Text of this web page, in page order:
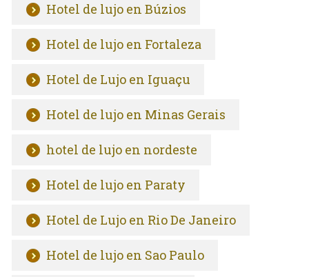
Hotel de lujo en Búzios
Hotel de lujo en Fortaleza
Hotel de Lujo en Iguaçu
Hotel de lujo en Minas Gerais
hotel de lujo en nordeste
Hotel de lujo en Paraty
Hotel de Lujo en Rio De Janeiro
Hotel de lujo en Sao Paulo